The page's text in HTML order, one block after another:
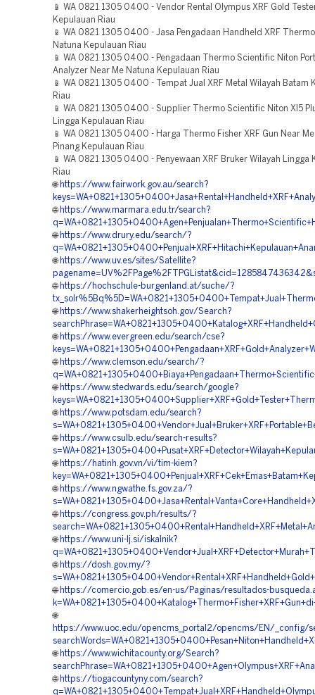
📱 WA 0821 1305 0400 - Vendor Rental Olympus XRF Gold
Kepulauan Riau
📱 WA 0821 1305 0400 - Jasa Pengadaan Handheld XRF
Natuna Kepulauan Riau
📱 WA 0821 1305 0400 - Pengadaan Thermo Scientific Niton
Analyzer Near Me Natuna Kepulauan Riau
📱 WA 0821 1305 0400 - Tempat Jual XRF Metal Wilayah Batam
Riau
📱 WA 0821 1305 0400 - Supplier Thermo Scientific Niton Xl5
Lingga Kepulauan Riau
📱 WA 0821 1305 0400 - Harga Thermo Fisher XRF Gun Near
Pinang Kepulauan Riau
📱 WA 0821 1305 0400 - Penyewaan XRF Bruker Wilayah Lingga
Riau
🌐 https://www.fairwork.gov.au/search?
🌐 https://www.marmara.edu.tr/search?
🌐 https://www.drury.edu/search/?
🌐 https://www.uv.es/sites/Satellite?
🌐 https://hochschule-burgenland.at/suche/?
🌐 https://www.shakerheightsoh.gov/Search?
🌐 https://www.evergreen.edu/search/cse?
🌐 https://www.clemson.edu/search/?
🌐 https://www.stedwards.edu/search/google?
🌐 https://www.potsdam.edu/search?
🌐 https://www.csulb.edu/search-results?
🌐 https://hatinh.gov.vn/vi/tim-kiem?
🌐 https://www.ngwathe.fs.gov.za/?
🌐 https://congress.gov.ph/results/?
🌐 https://www.uni-lj.si/iskalnik?
🌐 https://dosh.gov.my/?
🌐 https://comercio.gob.es/en-us/Paginas/resultados-
🌐
https://www.uoc.edu/opencms_portal2/opencms/EN/_config/
🌐 https://www.wichitacounty.org/Search?
🌐 https://tiogacountyny.com/search?